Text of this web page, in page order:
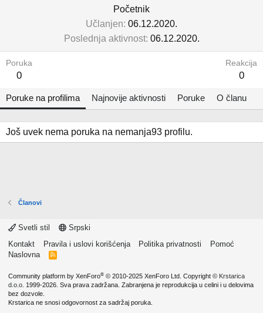
Početnik
Učlanjen 06.12.2020.
Poslednja aktivnost 06.12.2020.
Poruka
0
Reakcija
0
Poruke na profilima Najnovije aktivnosti Poruke O članu
Još uvek nema poruka na nemanja93 profilu.
Članovi
Svetli stil
Srpski
Kontakt
Pravila i uslovi korišćenja Politika privatnosti
Pomoć
Naslovna
R
Community platform by XenForo® © 2010-2025 XenForo Ltd. Copyright © Krstarica
d.o.o. 1999-2026. Sva prava zadržana. Zabranjena je reprodukcija u celini i u delovima
bez dozvole.
Krstarica ne snosi odgovornost za sadržaj poruka.